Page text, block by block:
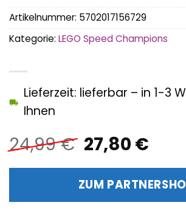
24,99€
Preis
war:
24,99 €
27,80 €
ist:
Lieferzeit: lieferbar – in 1-3
Ihnen
ZUM
Artikelnummer: 5702017156729
Kategorie: LEGO Speed Champions